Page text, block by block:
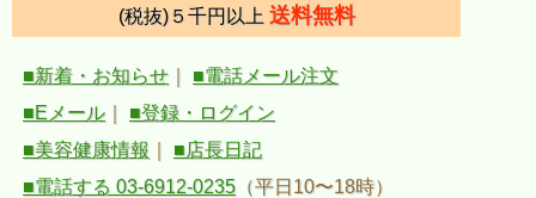
(税抜)５千円以上 送料無料
■新着・お知らせ
■電話メール注文
■Eメール
■登録・ログイン
■美容健康情報
■店長日記
■電話する 03-6912-0235 （平日10〜18時）